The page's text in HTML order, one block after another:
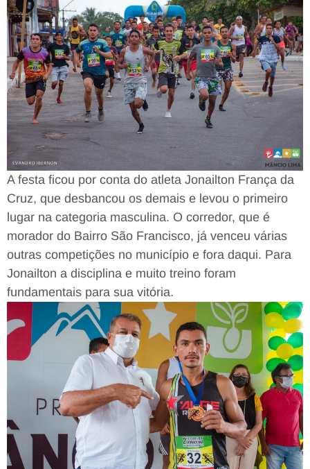
A festa ficou por conta do atleta Jonailton França da
Cruz, que desbancou os demais e levou o primeiro
lugar na categoria masculina. O corredor, que é
morador do Bairro São Francisco, já venceu várias
outras competições no município e fora daqui. Para
Jonailton a disciplina e muito treino foram
fundamentais para sua vitória.